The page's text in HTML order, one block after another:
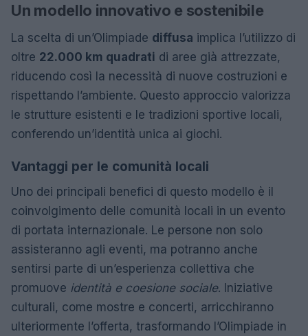
Un modello innovativo e sostenibile
La scelta di un’Olimpiade diffusa implica l’utilizzo di
oltre 22.000 km quadrati di aree già attrezzate,
riducendo così la necessità di nuove costruzioni e
rispettando l’ambiente. Questo approccio valorizza
le strutture esistenti e le tradizioni sportive locali,
conferendo un’identità unica ai giochi.
Vantaggi per le comunità locali
Uno dei principali benefici di questo modello è il
coinvolgimento delle comunità locali in un evento
di portata internazionale. Le persone non solo
assisteranno agli eventi, ma potranno anche
sentirsi parte di un’esperienza collettiva che
promuove identità e coesione sociale. Iniziative
culturali, come mostre e concerti, arricchiranno
ulteriormente l’offerta, trasformando l’Olimpiade in